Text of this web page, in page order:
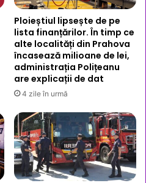
Ploieștiul lipsește de pe
lista finanțărilor. În timp ce
alte localități din Prahova
încasează milioane de lei,
administrația Polițeanu
are explicații de dat
4 zile în urmă